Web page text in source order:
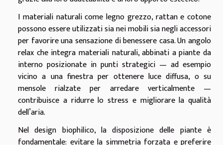
I materiali naturali come legno grezzo, rattan e cotone
possono essere utilizzati sia nei mobili sia negli accessori
per favorire una sensazione di benessere casa. Un angolo
relax che integra materiali naturali, abbinati a piante da
interno posizionate in punti strategici — ad esempio
vicino a una finestra per ottenere luce diffusa, o su
mensole rialzate per arredare verticalmente —
contribuisce a ridurre lo stress e migliorare la qualità
dell’aria.
Nel design biophilico, la disposizione delle piante è
fondamentale: evitare la simmetria forzata e preferire